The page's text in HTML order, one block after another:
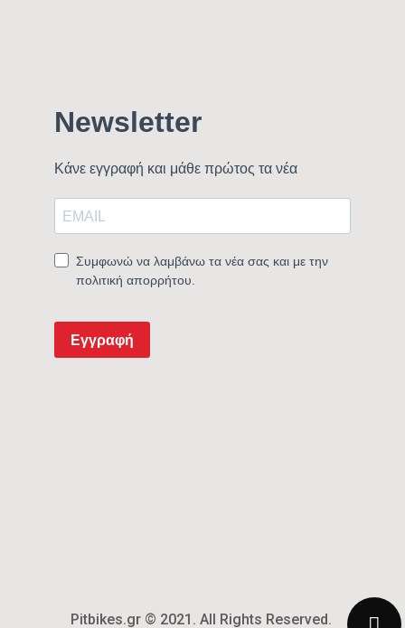
Pitbikes.gr © 2021. All Rights Reserved.